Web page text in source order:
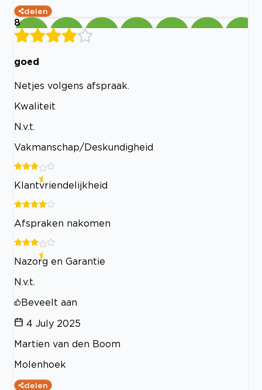
delen
8
goed
Netjes volgens afspraak.
Kwaliteit
N.v.t.
Vakmanschap/Deskundigheid
Klantvriendelijkheid
Afspraken nakomen
Nazorg en Garantie
N.v.t.
Beveelt aan
4 July 2025
Martien van den Boom
Molenhoek
delen